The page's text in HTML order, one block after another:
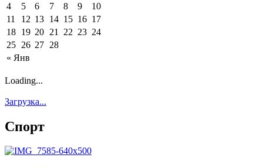
« Янв
4
5 6 7 8 9
10
11
12 13 14 15 16 17
18 19 20 21 22 23 24
25 26 27 28
Loading...
Загрузка...
Спорт